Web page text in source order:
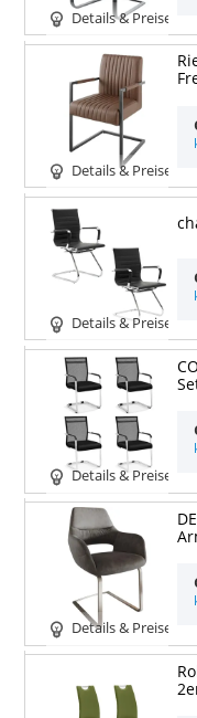
Details & Preise
Details & Preise
Details & Preise
Details & Preise
Details & Preise